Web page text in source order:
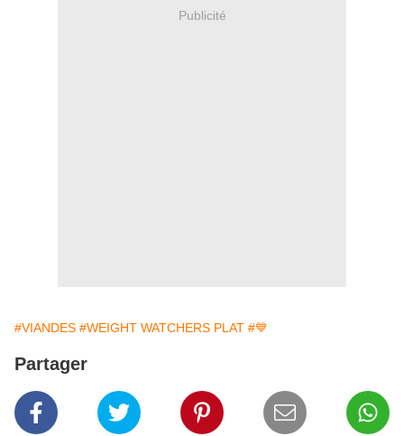
Publicité
#VIANDES #WEIGHT WATCHERS PLAT #💙
Partager